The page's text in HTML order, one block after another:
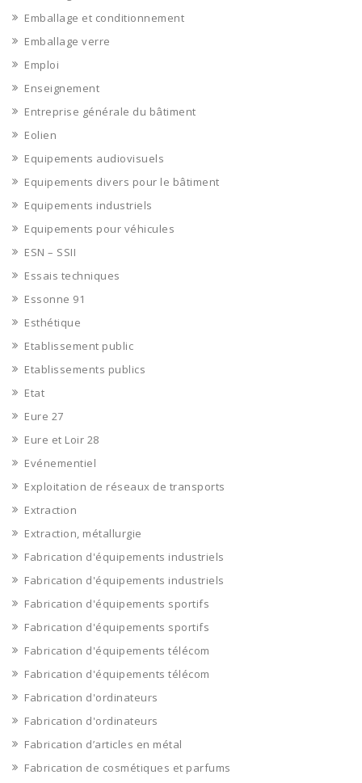
Emballage et conditionnement
Emballage verre
Emploi
Enseignement
Entreprise générale du bâtiment
Eolien
Equipements audiovisuels
Equipements divers pour le bâtiment
Equipements industriels
Equipements pour véhicules
ESN – SSII
Essais techniques
Essonne 91
Esthétique
Etablissement public
Etablissements publics
Etat
Eure 27
Eure et Loir 28
Evénementiel
Exploitation de réseaux de transports
Extraction
Extraction, métallurgie
Fabrication d'équipements industriels
Fabrication d'équipements industriels
Fabrication d'équipements sportifs
Fabrication d'équipements sportifs
Fabrication d'équipements télécom
Fabrication d'équipements télécom
Fabrication d'ordinateurs
Fabrication d'ordinateurs
Fabrication d’articles en métal
Fabrication de cosmétiques et parfums